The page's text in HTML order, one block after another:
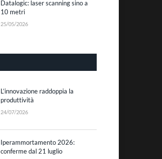
Datalogic: laser scanning sino a
10 metri
25/05/2026
L’innovazione raddoppia la
produttività
24/07/2026
Iperammortamento 2026:
conferme dal 21 luglio